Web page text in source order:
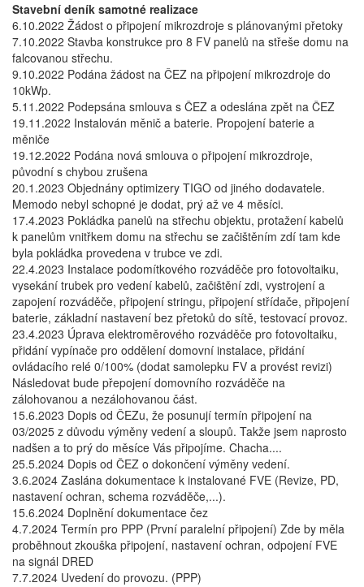
Stavební deník samotné realizace
6.10.2022 Žádost o připojení mikrozdroje s plánovanými přetoky
7.10.2022 Stavba konstrukce pro 8 FV panelů na střeše domu na
falcovanou střechu.
9.10.2022 Podána žádost na ČEZ na připojení mikrozdroje do
10kWp.
5.11.2022 Podepsána smlouva s ČEZ a odeslána zpět na ČEZ
19.11.2022 Instalován měnič a baterie. Propojení baterie a
měniče
19.12.2022 Podána nová smlouva o připojení mikrozdroje,
původní s chybou zrušena
20.1.2023 Objednány optimizery TIGO od jiného dodavatele.
Memodo nebyl schopné je dodat, prý až ve 4 měsíci.
17.4.2023 Pokládka panelů na střechu objektu, protažení kabelů
k panelům vnitřkem domu na střechu se začištěním zdí tam kde
byla pokládka provedena v trubce ve zdi.
22.4.2023 Instalace podomítkového rozváděče pro fotovoltaiku,
vysekání trubek pro vedení kabelů, začištění zdi, vystrojení a
zapojení rozváděče, připojení stringu, připojení střídače, připojení
baterie, základní nastavení bez přetoků do sítě, testovací provoz.
23.4.2023 Úprava elektroměrového rozváděče pro fotovoltaiku,
přidání vypínače pro oddělení domovní instalace, přidání
ovládacího relé 0/100% (dodat samolepku FV a provést revizi)
Následovat bude přepojení domovního rozváděče na
zálohovanou a nezálohovanou část.
15.6.2023 Dopis od ČEZu, že posunují termín připojení na
03/2025 z důvodu výměny vedení a sloupů. Takže jsem naprosto
nadšen a to prý do měsíce Vás připojíme. Chacha....
25.5.2024 Dopis od ČEZ o dokončení výměny vedení.
3.6.2024 Zaslána dokumentace k instalované FVE (Revize, PD,
nastavení ochran, schema rozváděče,...).
15.6.2024 Doplnění dokumentace čez
4.7.2024 Termín pro PPP (První paralelní připojení) Zde by měla
proběhnout zkouška připojení, nastavení ochran, odpojení FVE
na signál DRED
7.7.2024 Uvedení do provozu. (PPP)